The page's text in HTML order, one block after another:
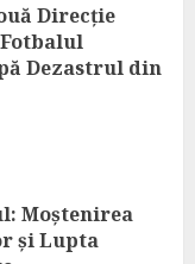
Direcție
Dezastrul din
Moștenirea
și Lupta